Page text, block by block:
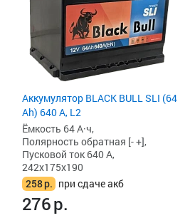
Аккумулятор BLACK BULL SLI (64
Ah) 640 А, L2
Ёмкость 64 А·ч,
Полярность обратная [- +],
Пусковой ток 640 А,
242x175x190
258р. при сдаче акб
276р.